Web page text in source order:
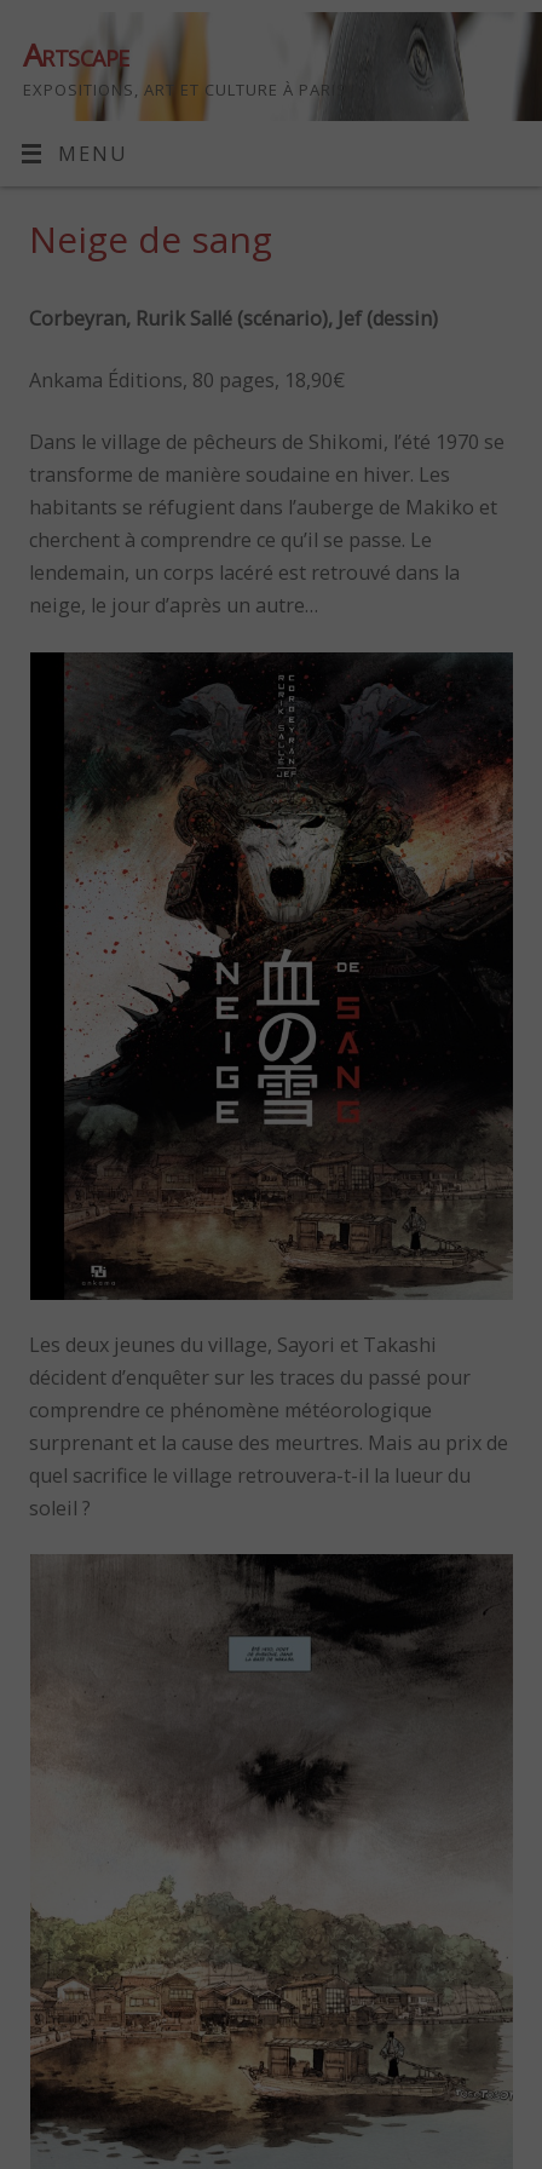
Artscape
EXPOSITIONS, ART ET CULTURE À PARIS
MENU
Neige de sang
Corbeyran, Rurik Sallé (scénario), Jef (dessin)
Ankama Éditions, 80 pages, 18,90€
Dans le village de pêcheurs de Shikomi, l’été 1970 se
transforme de manière soudaine en hiver. Les
habitants se réfugient dans l’auberge de Makiko et
cherchent à comprendre ce qu’il se passe. Le
lendemain, un corps lacéré est retrouvé dans la
neige, le jour d’après un autre…
Les deux jeunes du village, Sayori et Takashi
décident d’enquêter sur les traces du passé pour
comprendre ce phénomène météorologique
surprenant et la cause des meurtres. Mais au prix de
quel sacrifice le village retrouvera-t-il la lueur du
soleil ?